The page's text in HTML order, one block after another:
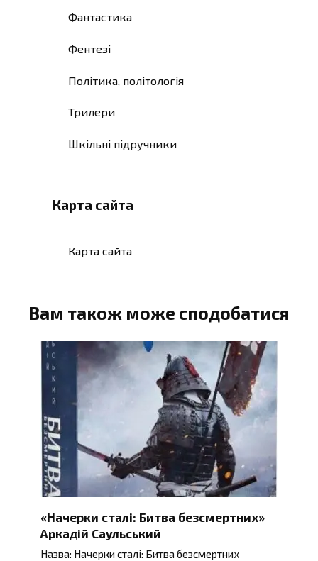
Фантастика
Фентезі
Політика, політологія
Трилери
Шкільні підручники
Карта сайта
Карта сайта
Вам також може сподобатися
«Начерки сталі: Битва безсмертних»
Аркадій Саульський
Назва: Начерки сталі: Битва безсмертних